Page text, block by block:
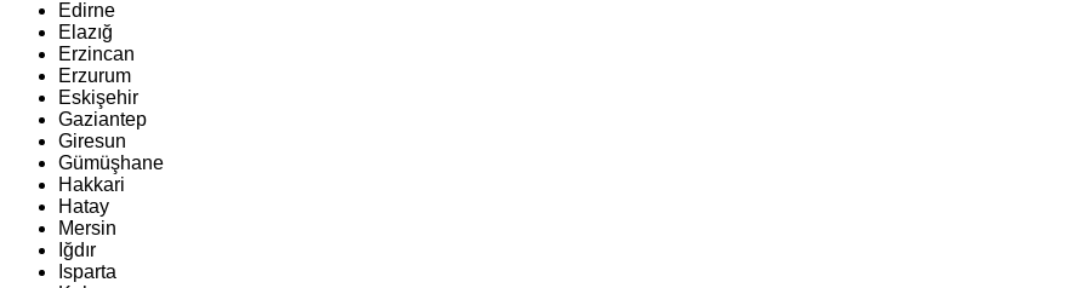
Edirne
Elazığ
Erzincan
Erzurum
Eskişehir
Gaziantep
Giresun
Gümüşhane
Hakkari
Hatay
Mersin
Iğdır
Isparta